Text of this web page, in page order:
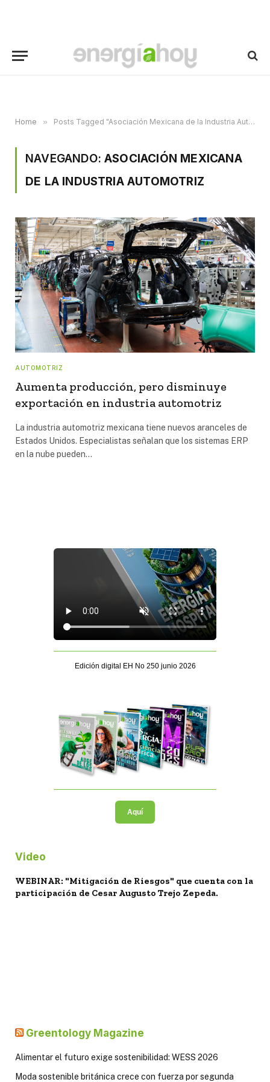
Home » Posts Tagged "Asociación Mexicana de la Industria Automotriz"
NAVEGANDO:ASOCIACIÓN MEXICANA
DE LA INDUSTRIA AUTOMOTRIZ
AUTOMOTRIZ
Aumenta producción, pero disminuye
exportación en industria automotriz
La industria automotriz mexicana tiene nuevos aranceles de
Estados Unidos. Especialistas señalan que los sistemas ERP
en la nube pueden…
Edición digital EH No 250 junio 2026
Aquí
Video
WEBINAR: "Mitigación de Riesgos" que cuenta con la
participación de Cesar Augusto Trejo Zepeda.
Greentology Magazine
Alimentar el futuro exige sostenibilidad: WESS 2026
Moda sostenible británica crece con fuerza por segunda